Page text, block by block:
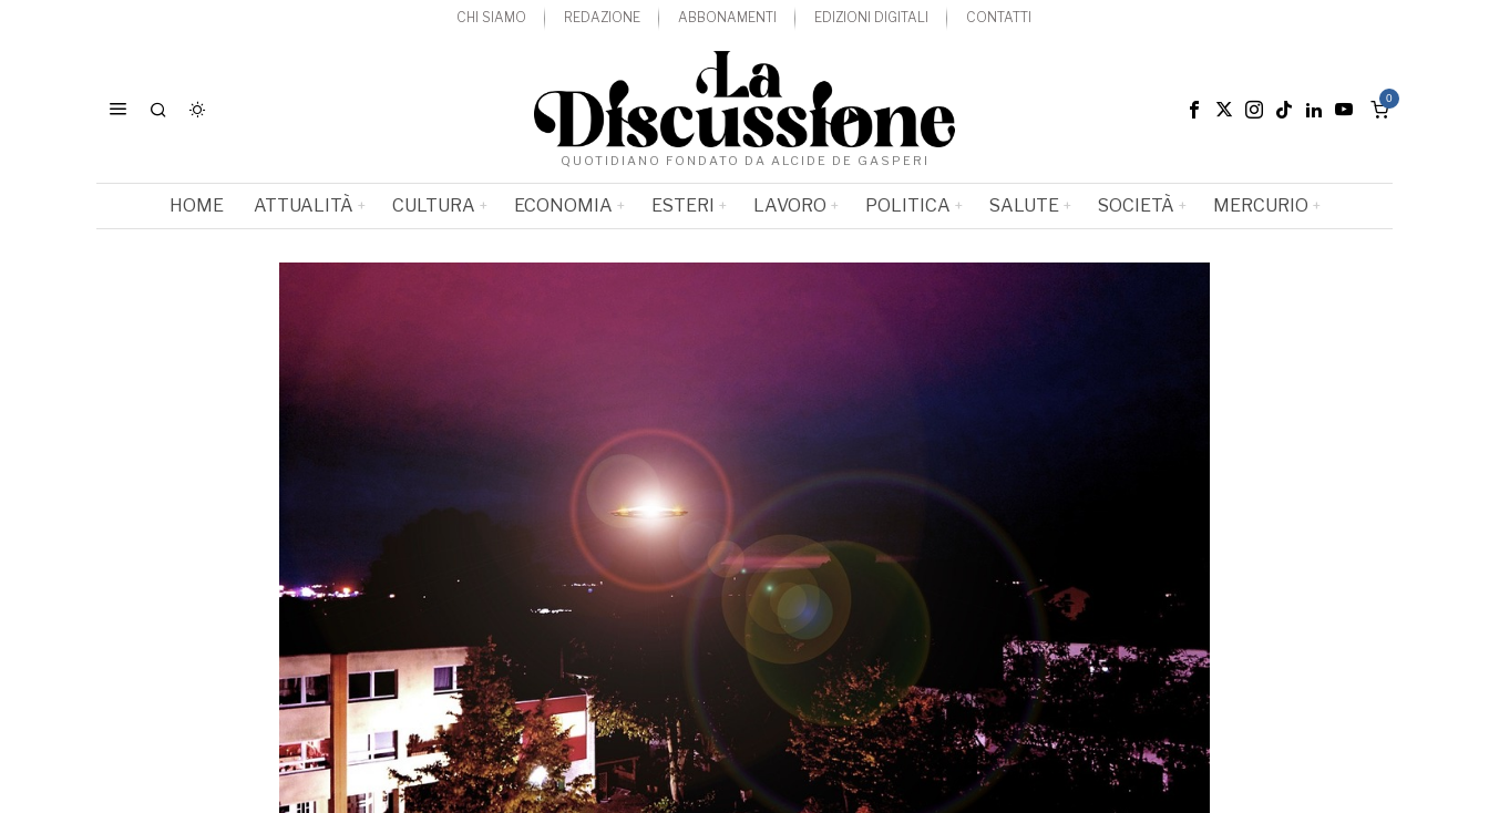
CHI SIAMO REDAZIONE ABBONAMENTI EDIZIONI DIGITALI CONTATTI
QUOTIDIANO FONDATO DA ALCIDE DE GASPERI
0
HOME ATTUALITÀ CULTURA ECONOMIA ESTERI LAVORO POLITICA SALUTE SOCIETÀ MERCURIO